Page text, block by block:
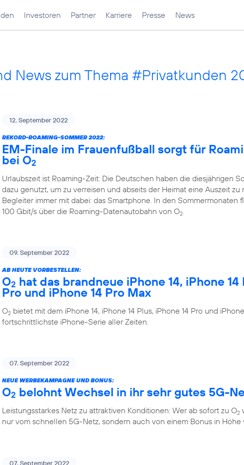
Investoren Partner Karriere Presse News
News zum Thema #Privatkunden
12. September 2022
REKORD-ROAMING-SOMMER 2022:
EM-Finale im Frauenfußball sorgt für
bei O2
Urlaubszeit ist Roaming-Zeit: Die Deutschen haben die diesjährigen
dazu genutzt, um zu verreisen und abseits der Heimat eine Auszeit zu
Begleiter immer mit dabei: das Smartphone. In den Sommermonaten
100 Gbit/s über die Roaming-Datenautobahn von O2.
09. September 2022
AB HEUTE VORBESTELLEN:
O2 hat das brandneue iPhone 14, iPhone 14
Pro und iPhone 14 Pro Max
O2 bietet mit dem iPhone 14, iPhone 14 Plus, iPhone 14 Pro und
fortschrittlichste iPhone-Serie aller Zeiten.
07. September 2022
NEUE WERBEKAMPAGNE UND BONUS:
O2 belohnt Wechsel in ihr sehr gutes 5G-
Leistungsstarkes Netz zu attraktiven Konditionen: Wer ab sofort zu O2
nur vom schnellen 5G-Netz, sondern auch von einem Bonus in Höhe
07. September 2022